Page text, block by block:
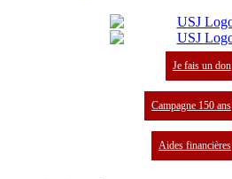
Je fais un don
Campagne 150 ans
Aides financières